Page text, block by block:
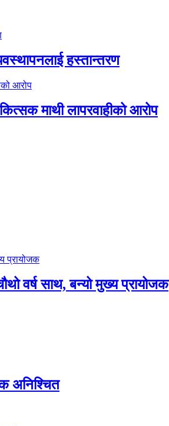
हस्तान्तरण
माथी लापरवाहीको आरोप
वर्ष साथ, बन्यो मुख्य प्रायोजक
अनिश्चित